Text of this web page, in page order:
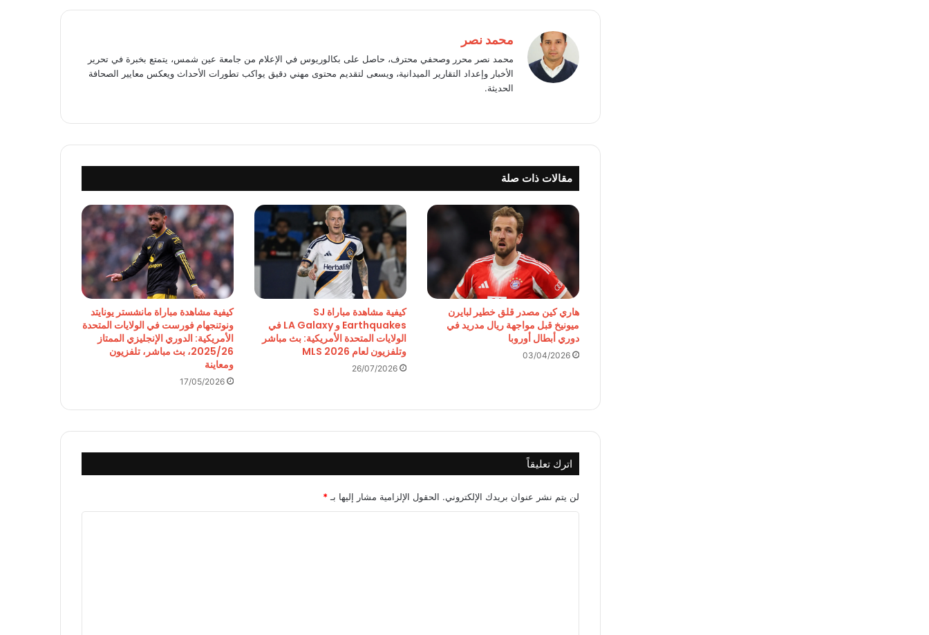
محمد نصر
محمد نصر محرر وصحفي محترف، حاصل على بكالوريوس في الإعلام من جامعة عين شمس، يتمتع بخبرة في تحرير
الأخبار وإعداد التقارير الميدانية، ويسعى لتقديم محتوى مهني دقيق يواكب تطورات الأحداث ويعكس معايير الصحافة
الحديثة.
مقالات ذات صلة
هاري كين مصدر قلق خطير لبايرن
ميونيخ قبل مواجهة ريال مدريد في
دوري أبطال أوروبا
03/04/2026
كيفية مشاهدة مباراة SJ
Earthquakes و LA Galaxy في
الولايات المتحدة الأمريكية: بث مباشر
وتلفزيون لعام 2026 MLS
26/07/2026
كيفية مشاهدة مباراة مانشستر يونايتد
ونوتنجهام فورست في الولايات المتحدة
الأمريكية: الدوري الإنجليزي الممتاز
2025/26، بث مباشر، تلفزيون
ومعاينة
17/05/2026
اترك تعليقاً
لن يتم نشر عنوان بريدك الإلكتروني. الحقول الإلزامية مشار إليها بـ *